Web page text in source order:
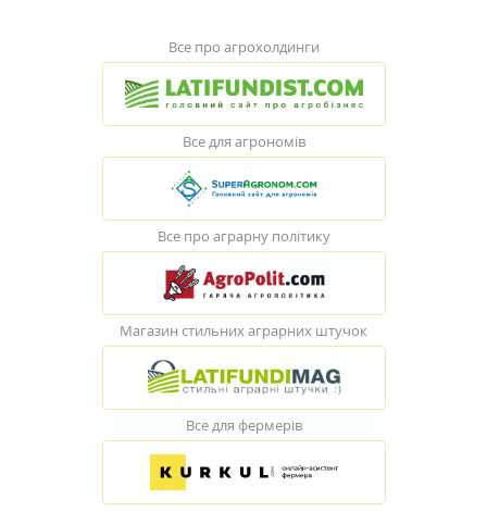
Все про агрохолдинги
Все для агрономів
Все про аграрну політику
Магазин стильних аграрних штучок
Все для фермерів